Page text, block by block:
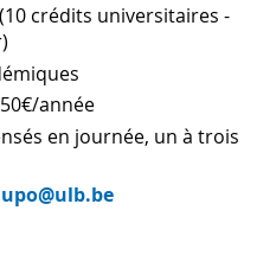
crédits universitaires -
année
en journée, un à trois